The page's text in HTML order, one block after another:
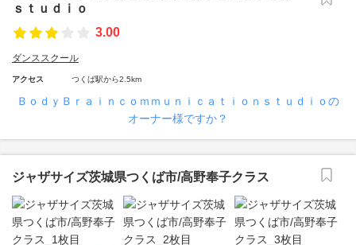
ｓｔｕｄｉｏ
3.00
ダンススクール
アクセス つくば駅から2.5km
ＢｏｄｙＢｒａｉｎｃｏｍｍｕｎｉｃａｔｉｏｎｓｔｕｄｉｏの
オーナー様ですか？
ジャザサイズ茨城県つくば市/高野奉子クラス